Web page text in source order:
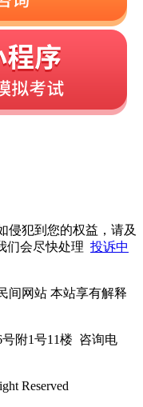
侵犯到您的权益，请及
们会尽快处理 投诉中
间网站 本站享有解释
附1号11楼 咨询电
Reserved